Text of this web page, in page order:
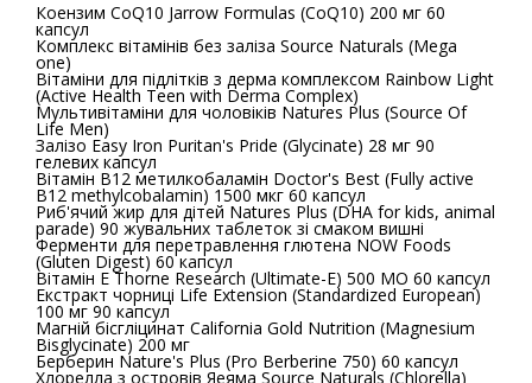
Коензим CoQ10 Jarrow Formulas (CoQ10) 200 мг 60
капсул
Комплекс вітамінів без заліза Source Naturals (Mega
one)
Вітаміни для підлітків з дерма комплексом Rainbow Light
(Active Health Teen with Derma Complex)
Мультивітаміни для чоловіків Natures Plus (Source Of
Life Men)
Залізо Easy Iron Puritan's Pride (Glycinate) 28 мг 90
гелевих капсул
Вітамін В12 метилкобаламін Doctor's Best (Fully active
B12 methylcobalamin) 1500 мкг 60 капсул
Риб'ячий жир для дітей Natures Plus (DHA for kids, animal
parade) 90 жувальних таблеток зі смаком вишні
Ферменти для перетравлення глютена NOW Foods
(Gluten Digest) 60 капсул
Вітамін Е Thorne Research (Ultimate-E) 500 MО 60 капсул
Екстракт чорниці Life Extension (Standardized European)
100 мг 90 капсул
Магній бісгліцинат California Gold Nutrition (Magnesium
Bisglycinate) 200 мг
Берберин Nature's Plus (Pro Berberine 750) 60 капсул
Хлорелла з островів Яеяма Source Naturals (Chlorella)